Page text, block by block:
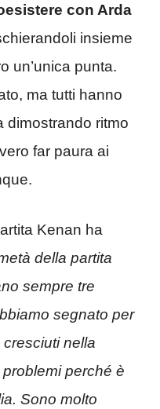
con Arda
insieme
un’unica punta.
ma tutti hanno
dimostrando ritmo
far paura ai
Kenan ha
della partita
sempre tre
segnato per
nella
perché è
Sono molto